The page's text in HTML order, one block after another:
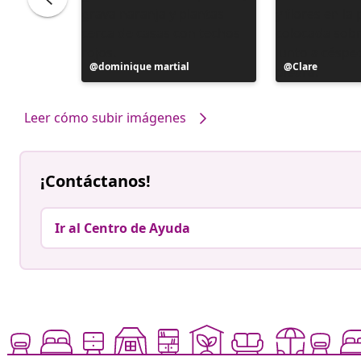
Publicación
realizada
dominique martial
Publicación
realizada
Clare
Leer cómo subir imágenes
¡Contáctanos!
Ir al Centro de Ayuda